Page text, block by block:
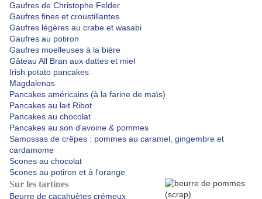
Gaufres de Christophe Felder
Gaufres fines et croustillantes
Gaufres légères au crabe et wasabi
Gaufres au potiron
Gaufres moelleuses à la bière
Gâteau All Bran aux dattes et miel
Irish potato pancakes
Magdalenas
Pancakes américains (à la farine de maïs)
Pancakes au lait Ribot
Pancakes au chocolat
Pancakes au son d'avoine & pommes
Samossas de crêpes : pommes au caramel, gingembre et
cardamome
Scones au chocolat
Scones au potiron et à l'orange
Sur les tartines
Beurre de cacahuètes crémeux